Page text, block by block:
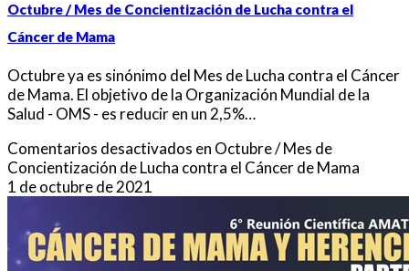
Octubre / Mes de Concientización de Lucha contra el
Cáncer de Mama
Octubre ya es sinónimo del Mes de Lucha contra el Cáncer
de Mama. El objetivo de la Organización Mundial de la
Salud - OMS - es reducir en un 2,5%…
Comentarios desactivados en Octubre / Mes de
Concientización de Lucha contra el Cáncer de Mama
1 de octubre de 2021